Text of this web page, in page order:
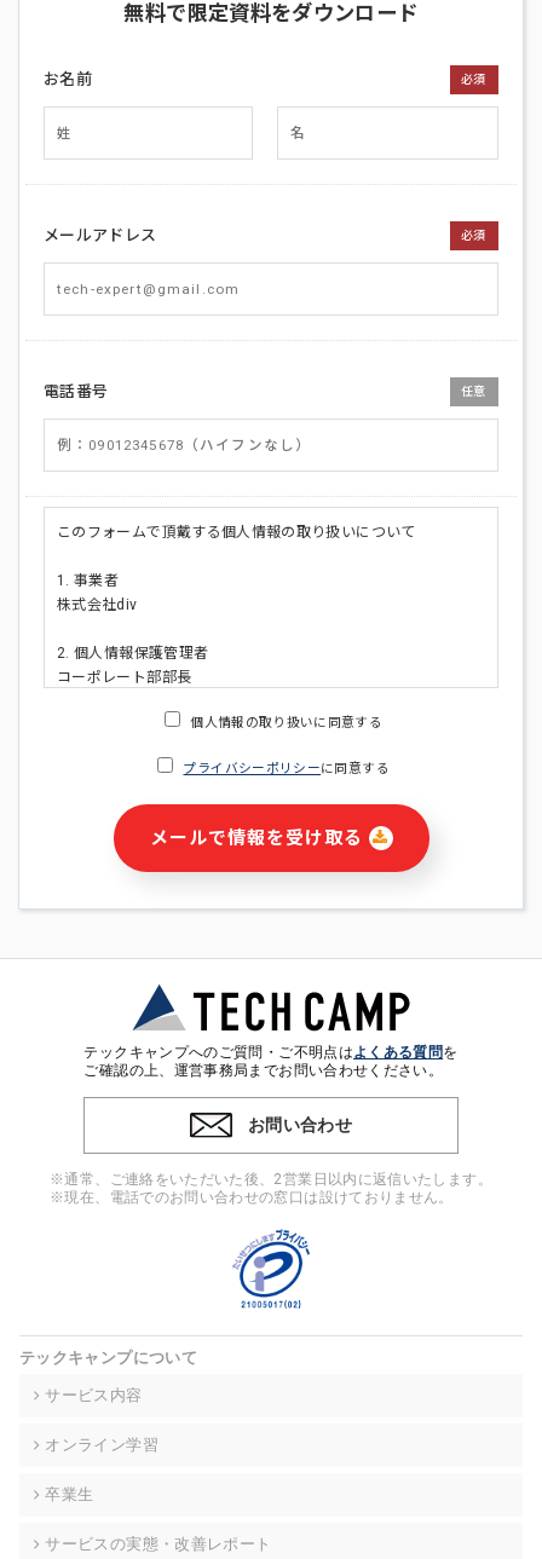
無料で限定資料をダウンロード
お名前 必須
メールアドレス 必須
電話番号 任意
このフォームで頂戴する個人情報の取り扱いについて
1. 事業者
株式会社div
2. 個人情報保護管理者
コーポレート部部長
・ご請求された資料の送付のため
・本サービス及び本サービスに関連する情報(当社及び第三者の
サービス又は商品等の広告配信・宣伝を含みますが、それらに
・個人(法人の場合は担当者)を識別できない形式に加工した統
計情報の作成および利用
※上記の利用目的に基づいた本人への連絡及び配信について
4. 個人情報の第三者提供
ンをとるために、氏名等の一部の情報をサービス内で使用する
チャットツールで発信することにより、本サービスの他の利用
者等に提供することがあります。
当社は事業運営上、前項利用目的の範囲に限って個人情報を外
高い委託先を選定し、個人情報の適正管理・機密保持について
個人情報の開示等(利用目的の通知、開示、内容の訂正・追加・
て、下記の当社問合わせ窓口に申し出ることができます。その
的な期間内に対応いたします。ただし、申請が本人確認が不可
個人情報の取り扱いに同意する
プライバシーポリシーに同意する
メールで情報を受け取る
テックキャンプへのご質問・ご不明点はよくある質問を
ご確認の上、運営事務局までお問い合わせください。
お問い合わせ
※通常、ご連絡をいただいた後、2営業日以内に返信いたします。
※現在、電話でのお問い合わせの窓口は設けておりません。
テックキャンプについて
サービス内容
オンライン学習
卒業生
サービスの実態・改善レポート